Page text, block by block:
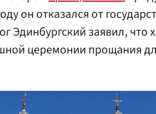
он отказался от
Эдинбургский заявил, что
церемонии прощания